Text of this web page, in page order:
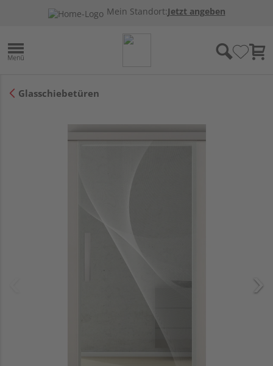
Mein Standort:Jetzt angeben
Glasschiebetüren